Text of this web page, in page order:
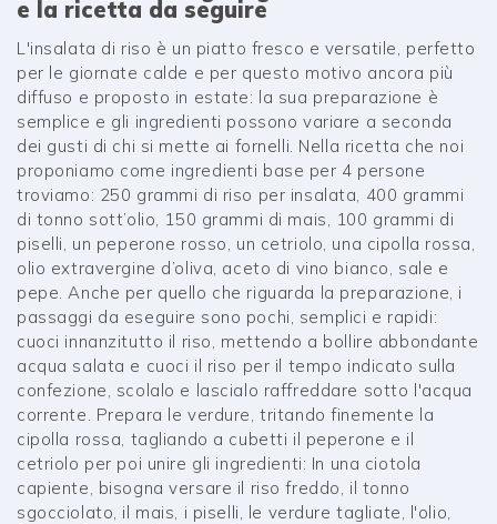
e la ricetta da seguire
L'insalata di riso è un piatto fresco e versatile, perfetto
per le giornate calde e per questo motivo ancora più
diffuso e proposto in estate: la sua preparazione è
semplice e gli ingredienti possono variare a seconda
dei gusti di chi si mette ai fornelli. Nella ricetta che noi
proponiamo come ingredienti base per 4 persone
troviamo: 250 grammi di riso per insalata, 400 grammi
di tonno sott’olio, 150 grammi di mais, 100 grammi di
piselli, un peperone rosso, un cetriolo, una cipolla rossa,
olio extravergine d’oliva, aceto di vino bianco, sale e
pepe. Anche per quello che riguarda la preparazione, i
passaggi da eseguire sono pochi, semplici e rapidi:
cuoci innanzitutto il riso, mettendo a bollire abbondante
acqua salata e cuoci il riso per il tempo indicato sulla
confezione, scolalo e lascialo raffreddare sotto l'acqua
corrente. Prepara le verdure, tritando finemente la
cipolla rossa, tagliando a cubetti il peperone e il
cetriolo per poi unire gli ingredienti: In una ciotola
capiente, bisogna versare il riso freddo, il tonno
sgocciolato, il mais, i piselli, le verdure tagliate, l'olio,